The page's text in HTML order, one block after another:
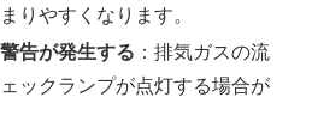
りやすくなります。
告が発生する ：排気ガスの流
ックランプが点灯する場合が